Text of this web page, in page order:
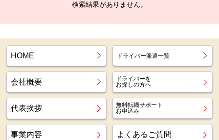
検索結果がありません。
HOME ドライバー派遣一覧
会社概要
ドライバーを
お探しの方へ
代表挨拶
無料転職サポート
お申込み
事業内容 よくあるご質問